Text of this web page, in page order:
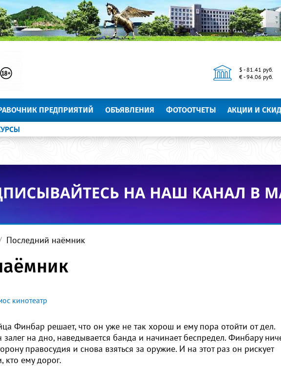
$ - 81.41 руб.
€ - 94.06 руб.
ПРЕДПРИЯТИЙ ОБЪЯВЛЕНИЯ ФОТООТЧЕТЫ АКЦИИ И
Последний наёмник
кинотеатр
Финбар решает, что он уже не так хорош и ему пора отойти от дел.
на дно, наведывается банда и начинает беспредел. Финбару
правосудия и снова взяться за оружие. И на этот раз он рискует
кто ему дорог.